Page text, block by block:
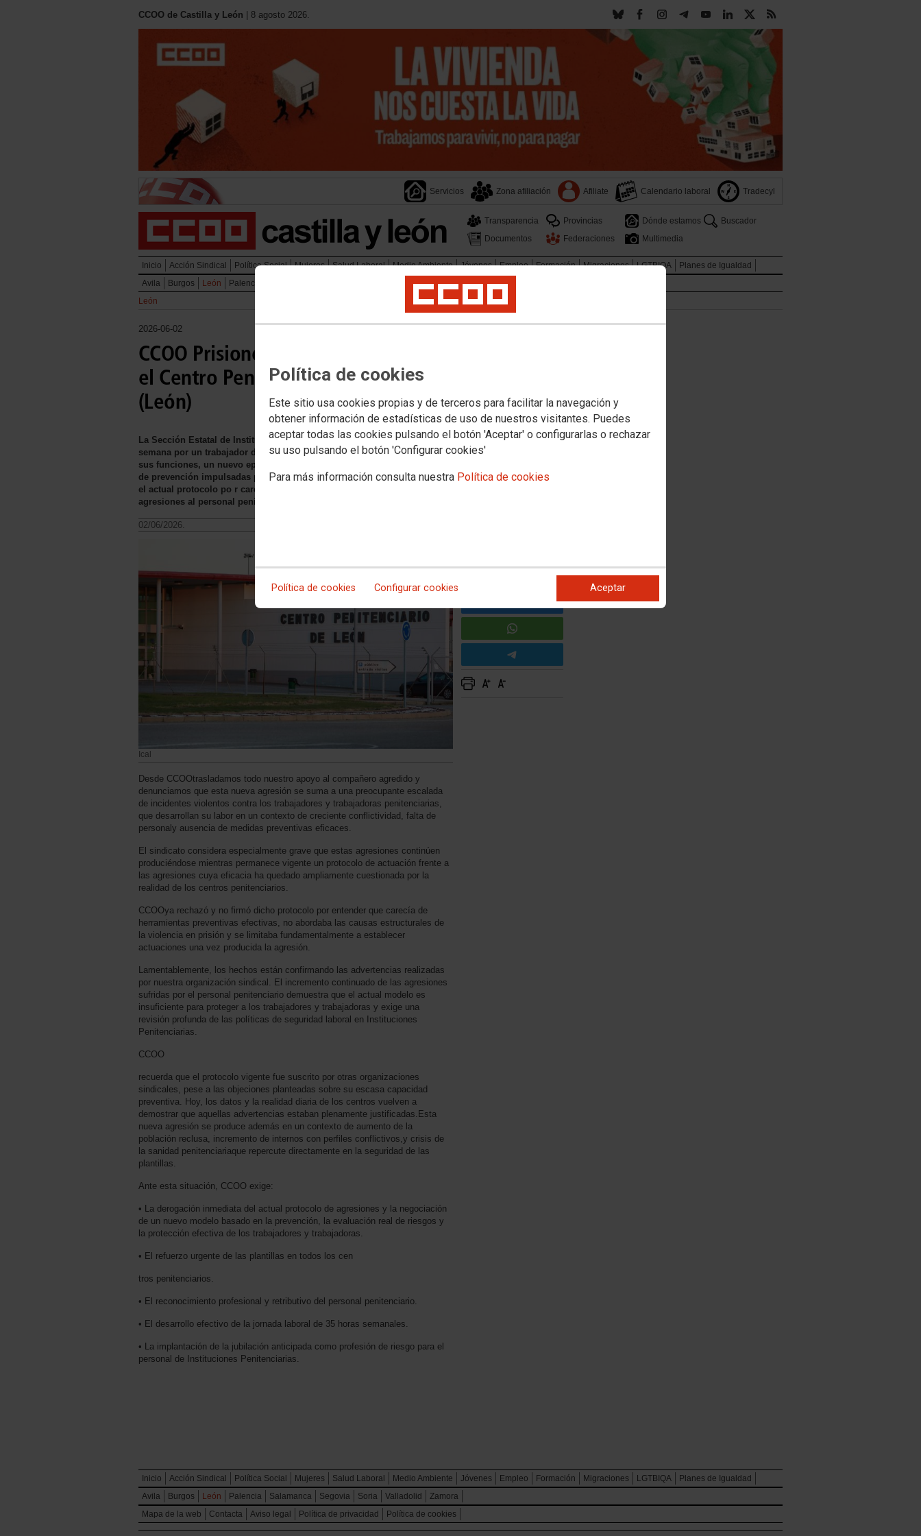
Política de cookies
Este sitio usa cookies propias y de terceros para facilitar la navegación y
obtener información de estadísticas de uso de nuestros visitantes. Puedes
aceptar todas las cookies pulsando el botón 'Aceptar' o configurarlas o rechazar
su uso pulsando el botón 'Configurar cookies'
Para más información consulta nuestra Política de cookies
Política de cookies Configurar cookies Aceptar
CCOO de Castilla y León | 8 agosto 2026.
Servicios Zona afiliación Afiliate Calendario laboral Tradecyl
Transparencia Provincias Dónde estamos
Buscador
Documentos
Federaciones Multimedia
Inicio Acción Sindical Política Social Mujeres Salud Laboral Medio Ambiente Jóvenes Empleo Formación Migraciones LGTBIQA
Planes de Igualdad
Avila
Burgos León Palencia Valladolid
Zamora
León
2026-06-02
CCOO Prisiones denuncia una nueva agresión en
el Centro Penitenciario de Mansilla de las Mulas
(León)
La Sección Estatal de Instituciones Penitenciarias de CCOO denu ncia la agresión sufrida e sta
semana por un trabajador del Centro Penitenciario de Mansilla de las Mulas durante el ejercicio de
sus funciones, un nuevo episodio de violencia que vuelve a evidenciar el fracaso de las políticas
de prevención impulsadas por la Administración penitenciaria.El sindicato recuerda que no firmó
el actual protocolo po r carecer de medidas preventivas reales, mientras continúan aumentando las
agresiones al personal penitenciario
02/06/2026.
Ical
Desde CCOOtrasladamos todo nuestro apoyo al compañero agredido y
denunciamos que esta nueva agresión se suma a una preocupante escalada
de incidentes violentos contra los trabajadores y trabajadoras penitenciarias,
que desarrollan su labor en un contexto de creciente conflictividad, falta de
personaly ausencia de medidas preventivas eficaces.
El sindicato considera especialmente grave que estas agresiones continúen
produciéndose mientras permanece vigente un protocolo de actuación frente a
las agresiones cuya eficacia ha quedado ampliamente cuestionada por la
realidad de los centros penitenciarios.
CCOOya rechazó y no firmó dicho protocolo por entender que carecía de
herramientas preventivas efectivas, no abordaba las causas estructurales de
la violencia en prisión y se limitaba fundamentalmente a establecer
actuaciones una vez producida la agresión.
Lamentablemente, los hechos están confirmando las advertencias realizadas
por nuestra organización sindical. El incremento continuado de las agresiones
sufridas por el personal penitenciario demuestra que el actual modelo es
insuficiente para proteger a los trabajadores y trabajadoras y exige una
revisión profunda de las políticas de seguridad laboral en Instituciones
Penitenciarias.
CCOO
recuerda que el protocolo vigente fue suscrito por otras organizaciones
sindicales, pese a las objeciones planteadas sobre su escasa capacidad
preventiva. Hoy, los datos y la realidad diaria de los centros vuelven a
demostrar que aquellas advertencias estaban plenamente justificadas.Esta
nueva agresión se produce además en un contexto de aumento de la
población reclusa, incremento de internos con perfiles conflictivos,y crisis de
la sanidad penitenciariaque repercute directamente en la seguridad de las
plantillas.
Ante esta situación, CCOO exige:
• La derogación inmediata del actual protocolo de agresiones y la negociación
de un nuevo modelo basado en la prevención, la evaluación real de riesgos y
la protección efectiva de los trabajadores y trabajadoras.
• El refuerzo urgente de las plantillas en todos los cen
tros penitenciarios.
• El reconocimiento profesional y retributivo del personal penitenciario.
• El desarrollo efectivo de la jornada laboral de 35 horas semanales.
• La implantación de la jubilación anticipada como profesión de riesgo para el
personal de Instituciones Penitenciarias.
Inicio Acción Sindical Política Social Mujeres Salud Laboral Medio Ambiente Jóvenes Empleo Formación Migraciones LGTBIQA
Planes de Igualdad
Avila
Burgos León Palencia Salamanca Segovia Soria Valladolid
Zamora
Mapa de la web
Contacta Aviso legal Política de privacidad Política de cookies